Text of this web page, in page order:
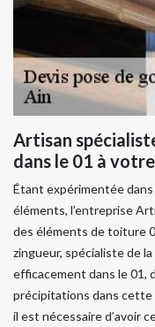
Artisan
dans le 01 à
Étant expérimentée
éléments, l’entreprise
des éléments de toiture
zingueur, spécialiste de
efficacement dans le 01,
précipitations dans cette
il est nécessaire d’avoir